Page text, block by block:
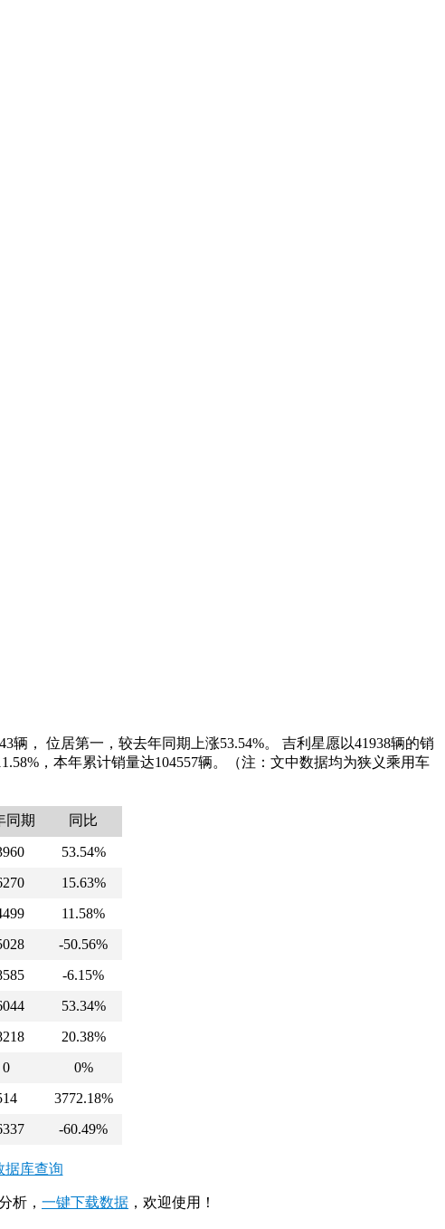
， 位居第一，较去年同期上涨53.54%。 吉利星愿以41938辆的销
，本年累计销量达104557辆。（注：文中数据均为狭义乘用车
同期 同比
53.54%
15.63%
11.58%
-50.56%
-6.15%
53.34%
20.38%
0
0%
3772.18%
-60.49%
据库查询
析， 一键下载数据 ，欢迎使用！